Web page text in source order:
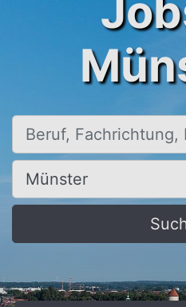
Beruf, Fachrichtung, Firma
Ort, Stadt